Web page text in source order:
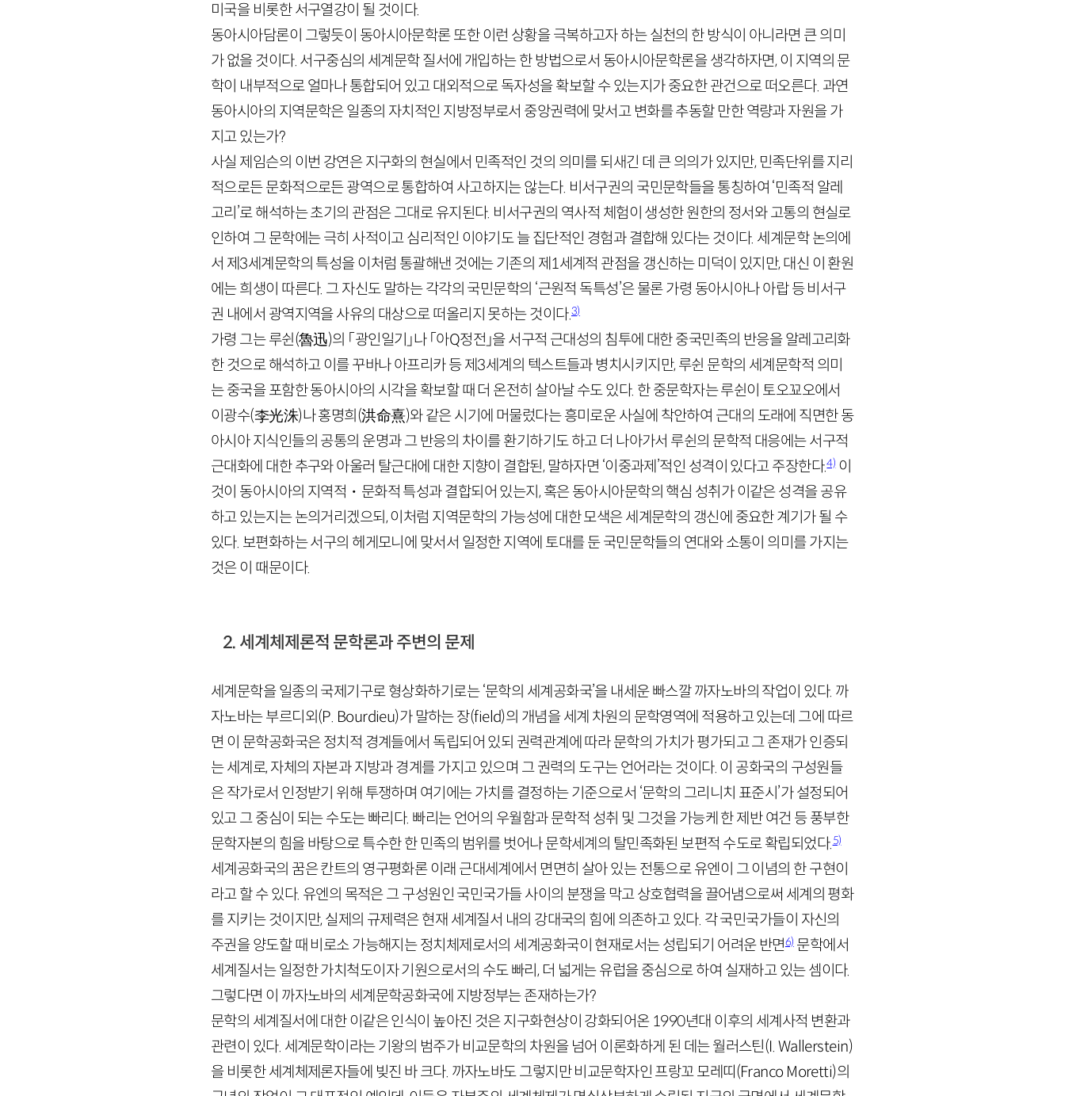
미국을 비롯한 서구열강이 될 것이다.
동아시아담론이 그렇듯이 동아시아문학론 또한 이런 상황을 극복하고자 하는 실천의 한 방식이 아니라면 큰 의미
가 없을 것이다. 서구중심의 세계문학 질서에 개입하는 한 방법으로서 동아시아문학론을 생각하자면, 이 지역의 문
학이 내부적으로 얼마나 통합되어 있고 대외적으로 독자성을 확보할 수 있는지가 중요한 관건으로 떠오른다. 과연
동아시아의 지역문학은 일종의 자치적인 지방정부로서 중앙권력에 맞서고 변화를 추동할 만한 역량과 자원을 가
지고 있는가?
사실 제임슨의 이번 강연은 지구화의 현실에서 민족적인 것의 의미를 되새긴 데 큰 의의가 있지만, 민족단위를 지리
적으로든 문화적으로든 광역으로 통합하여 사고하지는 않는다. 비서구권의 국민문학들을 통칭하여 ‘민족적 알레
고리’로 해석하는 초기의 관점은 그대로 유지된다. 비서구권의 역사적 체험이 생성한 원한의 정서와 고통의 현실로
인하여 그 문학에는 극히 사적이고 심리적인 이야기도 늘 집단적인 경험과 결합해 있다는 것이다. 세계문학 논의에
서 제 3세계문학의 특성을 이처럼 통괄해낸 것에는 기존의 제 1세계적 관점을 갱신하는 미덕이 있지만, 대신 이 환원
에는 희생이 따른다. 그 자신도 말하는 각각의 국민문학의 ‘근원적 독특성’은 물론 가령 동아시아나 아랍 등 비서구
권 내에서 광역지역을 사유의 대상으로 떠올리지 못하는 것이다.3)
가령 그는 루쉰(魯迅)의 「광인일기」나 「아Q정전」을 서구적 근대성의 침투에 대한 중국민족의 반응을 알레고리화
한 것으로 해석하고 이를 꾸바나 아프리카 등 제 3세계의 텍스트들과 병치시키지만, 루쉰 문학의 세계문학적 의미
는 중국을 포함한 동아시아의 시각을 확보할 때 더 온전히 살아날 수도 있다. 한 중문학자는 루쉰이 토오꾜오에서
이광수(李光洙)나 홍명희 (洪命熹)와 같은 시기에 머물렀다는 흥미로운 사실에 착안하여 근대의 도래에 직면한 동
아시아 지식인들의 공통의 운명과 그 반응의 차이를 환기하기도 하고 더 나아가서 루쉰의 문학적 대응에는 서구적
근대화에 대한 추구와 아울러 탈근대에 대한 지향이 결합된, 말하자면 ‘이중과제’적인 성격이 있다고 주장한다.4)이
것이 동아시아의 지역적・문화적 특성과 결합되어 있는지, 혹은 동아시아문학의 핵심 성취가 이같은 성격을 공유
하고 있는지는 논의거리겠으되, 이처럼 지역문학의 가능성에 대한 모색은 세계문학의 갱신에 중요한 계기가 될 수
있다. 보편화하는 서구의 헤게모니에 맞서서 일정한 지역에 토대를 둔 국민문학들의 연대와 소통이 의미를 가지는
것은 이 때문이다.
2. 세계체제론적 문학론과 주변의 문제
세계문학을 일종의 국제기구로 형상화하기로는 ‘문학의 세계공화국’을 내세운 빠스깔 까자노바의 작업이 있다. 까
자노바는 부르디외(P. Bourdieu)가 말하는 장(field)의 개념을 세계 차원의 문학영역에 적용하고 있는데 그에 따르
면 이 문학공화국은 정치적 경계들에서 독립되어 있되 권력관계에 따라 문학의 가치가 평가되고 그 존재가 인증되
는 세계로, 자체의 자본과 지방과 경계를 가지고 있으며 그 권력의 도구는 언어라는 것이다. 이 공화국의 구성원들
은 작가로서 인정받기 위해 투쟁하며 여기에는 가치를 결정하는 기준으로서 ‘문학의 그리니치 표준시’가 설정되어
있고 그 중심이 되는 수도는 빠리다. 빠리는 언어의 우월함과 문학적 성취 및 그것을 가능케 한 제반 여건 등 풍부한
문학자본의 힘을 바탕으로 특수한 한 민족의 범위를 벗어나 문학세계의 탈민족화된 보편적 수도로 확립되었다.5)
세계공화국의 꿈은 칸트의 영구평화론 이래 근대세계에서 면면히 살아 있는 전통으로 유엔이 그 이념의 한 구현이
라고 할 수 있다. 유엔의 목적은 그 구성원인 국민국가들 사이의 분쟁을 막고 상호협력을 끌어냄으로써 세계의 평화
를 지키는 것이지만, 실제의 규제력은 현재 세계질서 내의 강대국의 힘에 의존하고 있다. 각 국민국가들이 자신의
주권을 양도할 때 비로소 가능해지는 정치체제로서의 세계공화국이 현재로서는 성립되기 어려운 반면6)문학에서
세계질서는 일정한 가치척도이자 기원으로서의 수도 빠리, 더 넓게는 유럽을 중심으로 하여 실재하고 있는 셈이다.
그렇다면 이 까자노바의 세계문학공화국에 지방정부는 존재하는가?
문학의 세계질서에 대한 이같은 인식이 높아진 것은 지구화현상이 강화되어온 1990년대 이후의 세계사적 변환과
관련이 있다. 세계문학이라는 기왕의 범주가 비교문학의 차원을 넘어 이론화하게 된 데는 월러스틴(I. Wallerstein)
을 비롯한 세계체제론자들에 빚진 바 크다. 까자노바도 그렇지만 비교문학자인 프랑꼬 모레띠(Franco Moretti)의